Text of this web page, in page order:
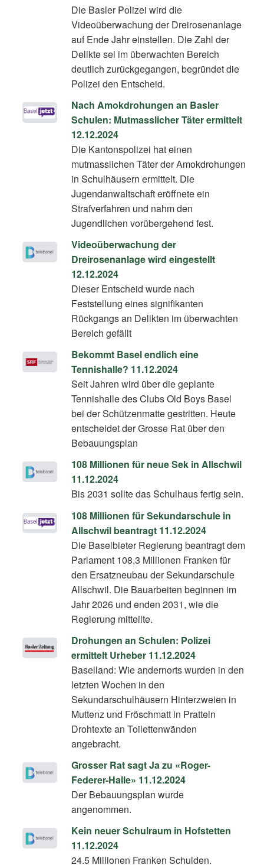
Die Basler Polizei wird die
Videoüberwachung der Dreirosenanlage
auf Ende Jahr einstellen. Die Zahl der
Delikte sei im überwachten Bereich
deutlich zurückgegangen, begründet die
Polizei den Entscheid.
Nach Amokdrohungen an Basler
Schulen: Mutmasslicher Täter ermittelt
12.12.2024
Die Kantonspolizei hat einen
mutmasslichen Täter der Amokdrohungen
in Schulhäusern ermittelt. Die
Jugendanwaltschaft eröffnete ein
Strafverfahren und nahm den
Jugendlichen vorübergehend fest.
Videoüberwachung der
Dreirosenanlage wird eingestellt
12.12.2024
Dieser Entscheid wurde nach
Feststellung eines signifikanten
Rückgangs an Delikten im überwachten
Bereich gefällt
Bekommt Basel endlich eine
Tennishalle? 11.12.2024
Seit Jahren wird über die geplante
Tennishalle des Clubs Old Boys Basel
bei der Schützenmatte gestritten. Heute
entscheidet der Grosse Rat über den
Bebauungsplan
108 Millionen für neue Sek in Allschwil
11.12.2024
Bis 2031 sollte das Schulhaus fertig sein.
108 Millionen für Sekundarschule in
Allschwil beantragt 11.12.2024
Die Baselbieter Regierung beantragt dem
Parlament 108,3 Millionen Franken für
den Ersatzneubau der Sekundarschule
Allschwil. Die Bauarbeiten beginnen im
Jahr 2026 und enden 2031, wie die
Regierung mitteilte.
Drohungen an Schulen: Polizei
ermittelt Urheber 11.12.2024
Baselland: Wie andernorts wurden in den
letzten Wochen in den
Sekundarschulhäusern Hinterzweien in
Muttenz und Fröschmatt in Pratteln
Drohtexte an Toilettenwänden
angebracht.
Grosser Rat sagt Ja zu «Roger-
Federer-Halle» 11.12.2024
Der Bebauungsplan wurde
angenommen.
Kein neuer Schulraum in Hofstetten
11.12.2024
24.5 Millionen Franken Schulden.